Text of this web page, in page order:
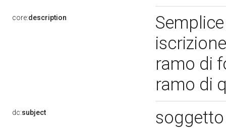
core:description
ramo di
ramo di
dc:subject